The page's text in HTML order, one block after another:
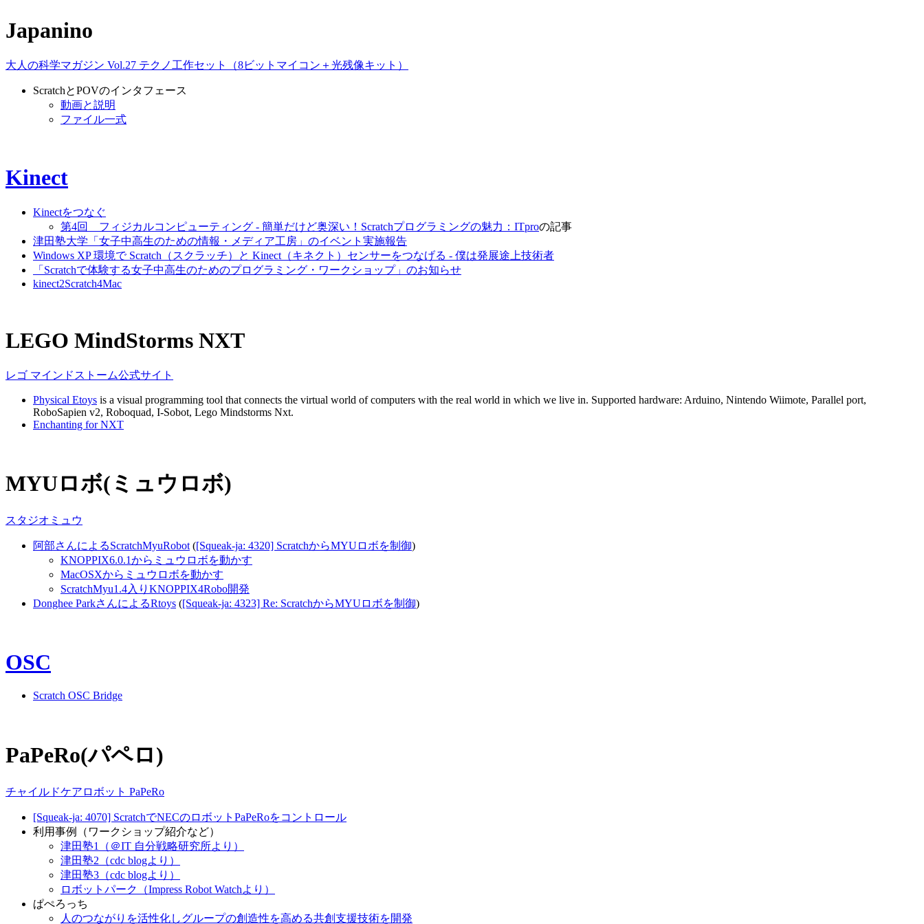
Japanino
大人の科学マガジン Vol.27 テクノ工作セット（8ビットマイコン＋光残像キット）
ScratchとPOVのインタフェース
動画と説明
ファイル一式
Kinect
Kinectをつなぐ
第4回 フィジカルコンピューティング - 簡単だけど奥深い！Scratchプログラミングの魅力：ITproの記事
津田塾大学「女子中高生のための情報・メディア工房」のイベント実施報告
Windows XP 環境で Scratch（スクラッチ）と Kinect（キネクト）センサーをつなげる - 僕は発展途上技術者
「Scratchで体験する女子中高生のためのプログラミング・ワークショップ」のお知らせ
kinect2Scratch4Mac
LEGO MindStorms NXT
レゴ マインドストーム公式サイト
Physical Etoys is a visual programming tool that connects the virtual world of computers with the real world in which we live in. Supported hardware: Arduino, Nintendo Wiimote, Parallel port,
RoboSapien v2, Roboquad, I-Sobot, Lego Mindstorms Nxt.
Enchanting for NXT
MYUロボ(ミュウロボ)
スタジオミュウ
阿部さんによるScratchMyuRobot([Squeak-ja: 4320] ScratchからMYUロボを制御)
KNOPPIX6.0.1からミュウロボを動かす
MacOSXからミュウロボを動かす
ScratchMyu1.4入りKNOPPIX4Robo開発
Donghee ParkさんによるRtoys ([Squeak-ja: 4323] Re: ScratchからMYUロボを制御)
OSC
Scratch OSC Bridge
PaPeRo(パペロ)
チャイルドケアロボット PaPeRo
[Squeak-ja: 4070] ScratchでNECのロボットPaPeRoをコントロール
利用事例（ワークショップ紹介など）
津田塾1（＠IT 自分戦略研究所より）
津田塾2（cdc blogより）
津田塾3（cdc blogより）
ロボットパーク（Impress Robot Watchより）
ぱぺろっち
人のつながりを活性化しグループの創造性を高める共創支援技術を開発